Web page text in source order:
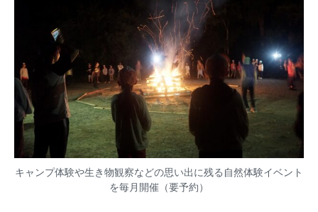
キャンプ体験や生き物観察などの思い出に残る自然体験イベント
を毎月開催（要予約）